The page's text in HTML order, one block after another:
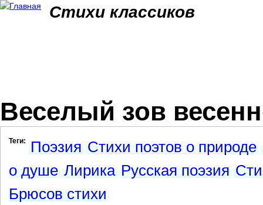
Стихи классиков
Веселый зов
Теги: Поэзия Стихи поэтов о природе
о душе Лирика Русская поэзия
Брюсов стихи